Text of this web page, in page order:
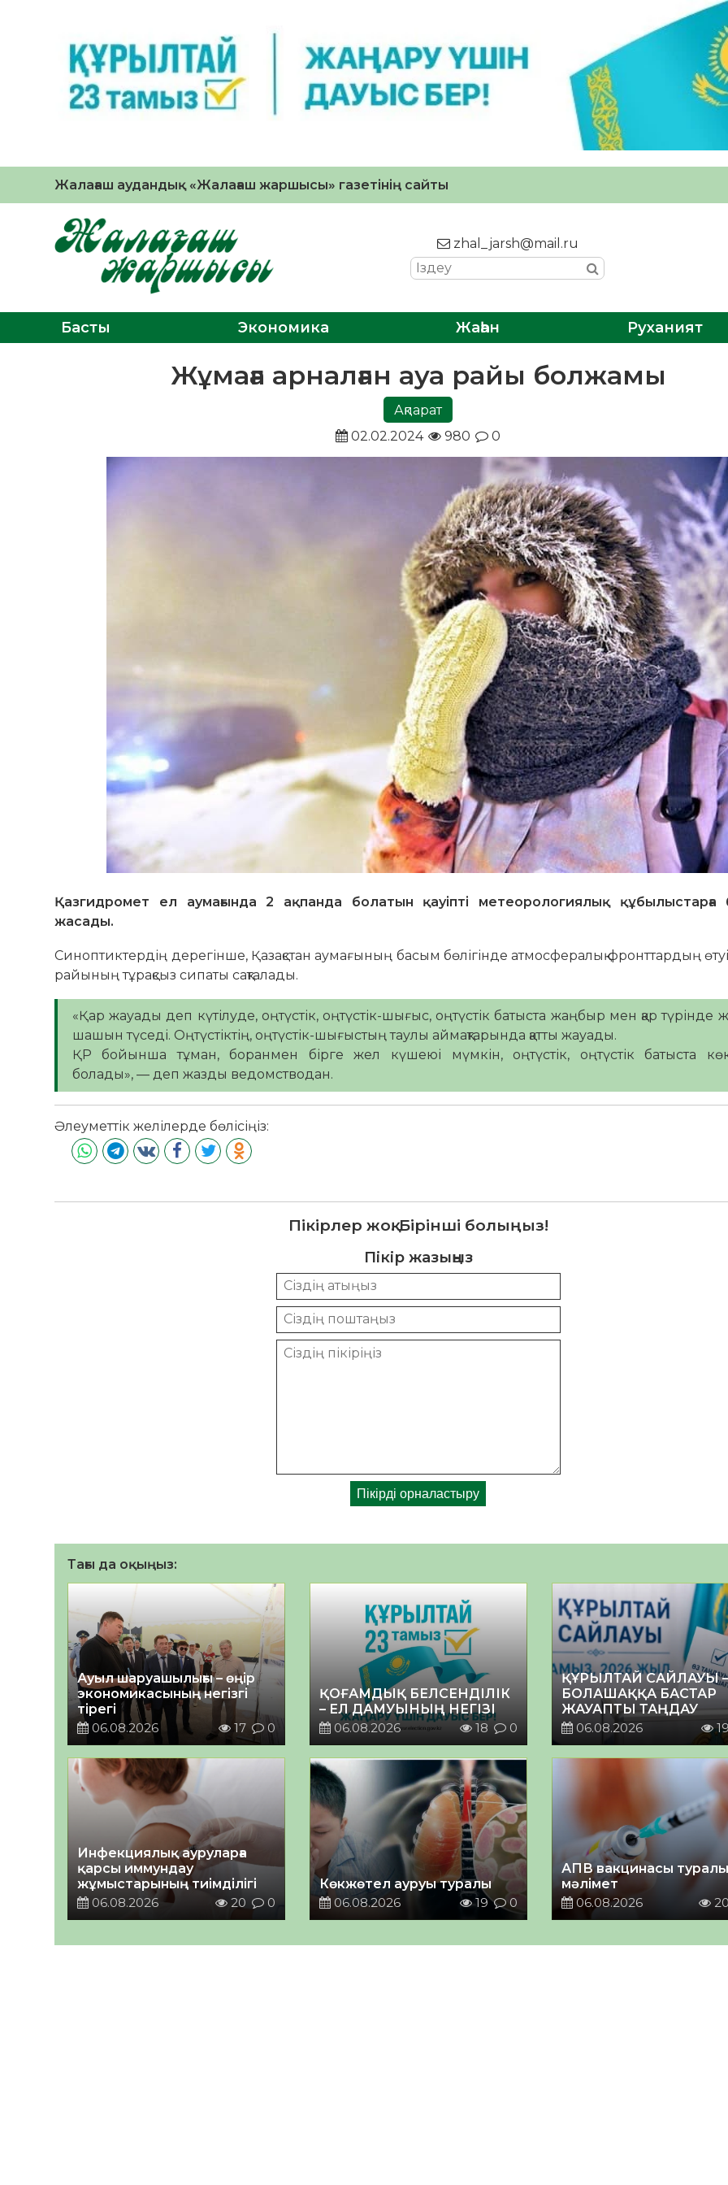
Жалағаш аудандық «Жалағаш жаршысы» газетінің сайты
zhal_jarsh@mail.ru
Басты Экономика Жаһан Руханият
Жұмаға арналған ауа райы болжамы
Ақпарат
02.02.2024
980 0
Қазгидромет ел аумағында 2 ақпанда болатын қауіпті метеорологиялық құбылыстарға
жасады.
Синоптиктердің дерегінше, Қазақстан аумағының басым бөлігінде атмосфералық фронттардың
райының тұрақсыз сипаты сақталады.
«Қар жауады деп күтілуде, оңтүстік, оңтүстік-шығыс, оңтүстік батыста жаңбыр мен қар түрінде
шашын түседі. Оңтүстіктің, оңтүстік-шығыстың таулы аймақтарында қатты жауады.
ҚР бойынша тұман, боранмен бірге жел күшеюі мүмкін, оңтүстік, оңтүстік батыста
болады», — деп жазды ведомстводан.
Әлеуметтік желілерде бөлісіңіз:
Пікірлер жоқ. Бірінші болыңыз!
Пікір жазыңыз
Тағы да оқыңыз:
Ауыл шаруашылығы – өңір
экономикасының негізгі
тірегі
06.08.2026
17 0
ҚОҒАМДЫҚ БЕЛСЕНДІЛІК
– ЕЛ ДАМУЫНЫҢ НЕГІЗІ
06.08.2026
18 0
ҚҰРЫЛТАЙ САЙЛАУЫ –
БОЛАШАҚҚА БАСТАР
ЖАУАПТЫ ТАҢДАУ
06.08.2026
19
Инфекциялық ауруларға
қарсы иммундау
жұмыстарының тиімділігі
06.08.2026
20 0
Көкжөтел ауруы туралы
06.08.2026
19 0
АПВ вакцинасы туралы
мәлімет
06.08.2026
20